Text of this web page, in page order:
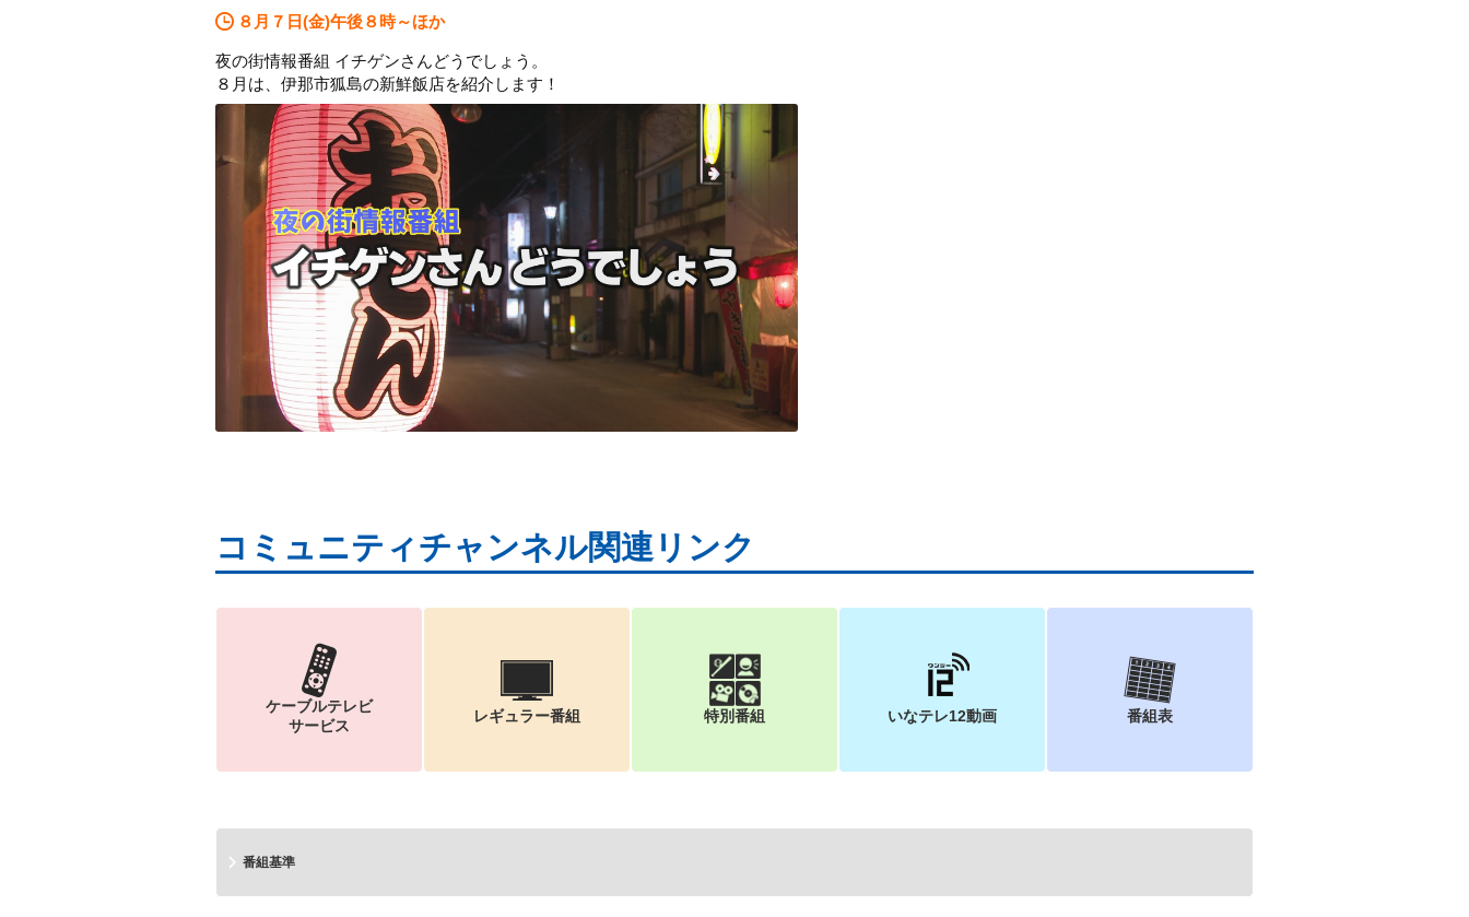
８月７日(金)午後８時～ほか
夜の街情報番組 イチゲンさんどうでしょう。
８月は、伊那市狐島の新鮮飯店を紹介します！
コミュニティチャンネル関連リンク
ケーブルテレビ
サービス
レギュラー番組 特別番組 いなテレ12動画 番組表
番組基準